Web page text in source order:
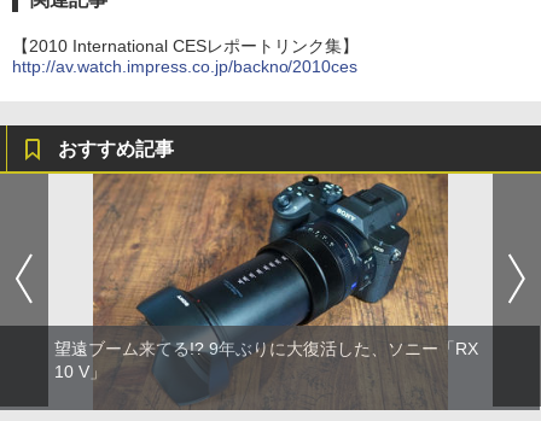
【2010 International CESレポートリンク集】
http://av.watch.impress.co.jp/backno/2010ces
おすすめ記事
望遠ブーム来てる!? 9年ぶりに大復活した、ソニー「RX
10 V」